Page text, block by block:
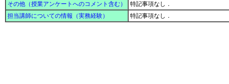
その他（授業アンケートへのコメント含む）
特記事項なし．
担当講師についての情報（実務経験）
特記事項なし．